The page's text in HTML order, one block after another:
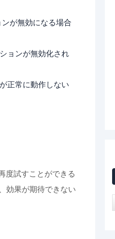
が無効になる場合
ョンが無効化され
正常に動作しない
度試すことができる
効果が期待できない